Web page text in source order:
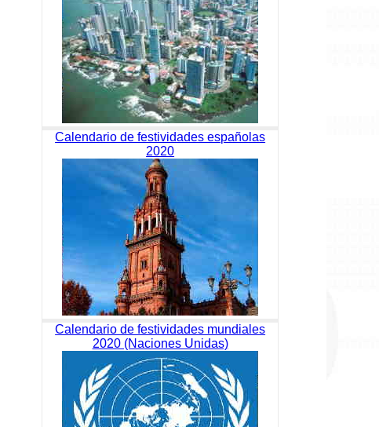
Calendario de festividades españolas
2020
Calendario de festividades mundiales
2020 (Naciones Unidas)